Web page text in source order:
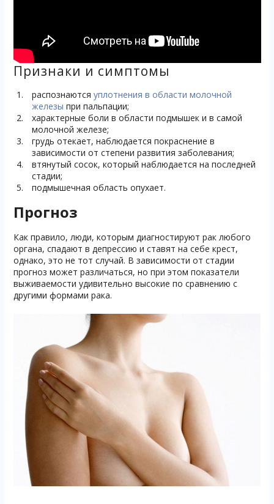
Признаки и симптомы
распознаются уплотнения в области молочной
железы при пальпации;
характерные боли в области подмышек и в самой
молочной железе;
грудь отекает, наблюдается покраснение в
зависимости от степени развития заболевания;
втянутый сосок, который наблюдается на последней
стадии;
подмышечная область опухает.
Прогноз
Как правило, люди, которым диагностируют рак любого
органа, спадают в депрессию и ставят на себе крест,
однако, это не тот случай. В зависимости от стадии
прогноз может различаться, но при этом показатели
выживаемости удивительно высокие по сравнению с
другими формами рака.